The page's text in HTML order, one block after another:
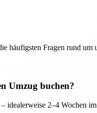
häufigsten Fragen rund um
Umzug buchen?
idealerweise 2–4 Wochen